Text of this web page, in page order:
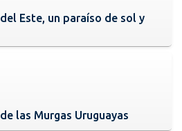
Este, un paraíso de sol y
las Murgas Uruguayas